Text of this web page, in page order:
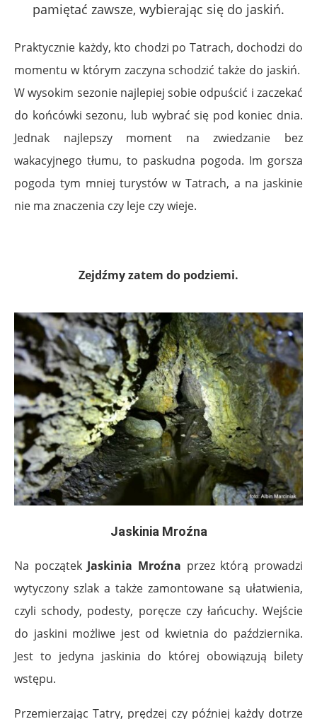
pamiętać zawsze, wybierając się do jaskiń.
Praktycznie każdy, kto chodzi po Tatrach, dochodzi do
momentu w którym zaczyna schodzić także do jaskiń.
W wysokim sezonie najlepiej sobie odpuścić i zaczekać
do końcówki sezonu, lub wybrać się pod koniec dnia.
Jednak najlepszy moment na zwiedzanie bez
wakacyjnego tłumu, to paskudna pogoda. Im gorsza
pogoda tym mniej turystów w Tatrach, a na jaskinie
nie ma znaczenia czy leje czy wieje.
Zejdźmy zatem do podziemi.
Jaskinia Mroźna
Na początek Jaskinia Mroźna przez którą prowadzi
wytyczony szlak a także zamontowane są ułatwienia,
czyli schody, podesty, poręcze czy łańcuchy. Wejście
do jaskini możliwe jest od kwietnia do października.
Jest to jedyna jaskinia do której obowiązują bilety
wstępu.
Przemierzając Tatry, prędzej czy później każdy dotrze